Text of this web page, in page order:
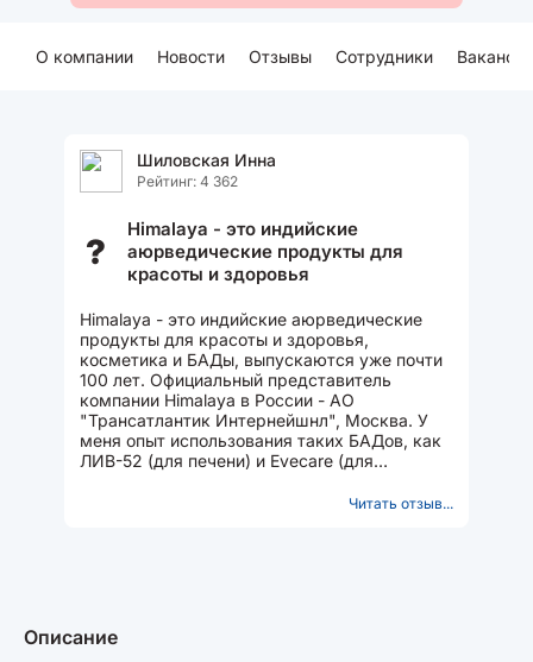
О компании Новости Отзывы Сотрудники Вакансии
Шиловская Инна
Рейтинг: 4 362
?
Himalaya - это индийские
аюрведические продукты для
красоты и здоровья
Himalaya - это индийские аюрведические
продукты для красоты и здоровья,
косметика и БАДы, выпускаются уже почти
100 лет. Официальный представитель
компании Himalaya в России - АО
"Трансатлантик Интернейшнл", Москва. У
меня опыт использования таких БАДов, как
ЛИВ-52 (для печени) и Evecare (для
Читать отзыв...
Описание